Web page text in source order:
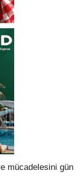
mücadelesini gün